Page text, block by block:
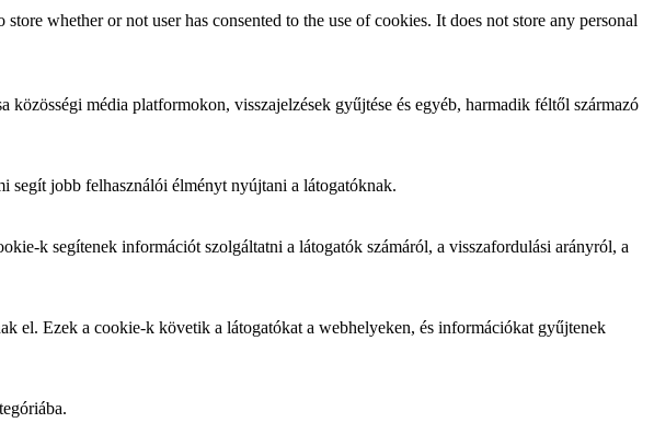
whether or not user has consented to the use of cookies. It does not store any personal
média platformokon, visszajelzések gyűjtése és egyéb, harmadik féltől származó
segít jobb felhasználói élményt nyújtani a látogatóknak.
k segítenek információt szolgáltatni a látogatók számáról, a visszafordulási arányról, a
el. Ezek a cookie-k követik a látogatókat a webhelyeken, és információkat gyűjtenek